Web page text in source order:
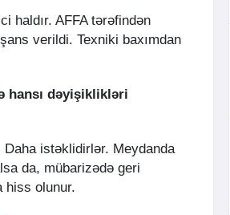
haldır. AFFA tərəfindən
verildi. Texniki baxımdan
hansı dəyişiklikləri
Daha istəklidirlər. Meydanda
da, mübarizədə geri
hiss olunur.